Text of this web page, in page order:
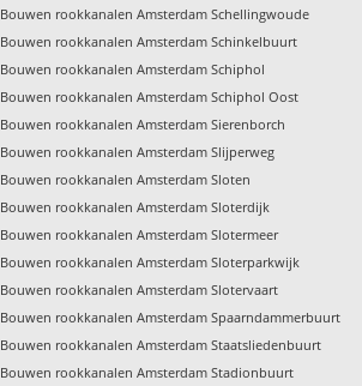
Bouwen rookkanalen Amsterdam Schellingwoude
Bouwen rookkanalen Amsterdam Schinkelbuurt
Bouwen rookkanalen Amsterdam Schiphol
Bouwen rookkanalen Amsterdam Schiphol Oost
Bouwen rookkanalen Amsterdam Sierenborch
Bouwen rookkanalen Amsterdam Slijperweg
Bouwen rookkanalen Amsterdam Sloten
Bouwen rookkanalen Amsterdam Sloterdijk
Bouwen rookkanalen Amsterdam Slotermeer
Bouwen rookkanalen Amsterdam Sloterparkwijk
Bouwen rookkanalen Amsterdam Slotervaart
Bouwen rookkanalen Amsterdam Spaarndammerbuurt
Bouwen rookkanalen Amsterdam Staatsliedenbuurt
Bouwen rookkanalen Amsterdam Stadionbuurt